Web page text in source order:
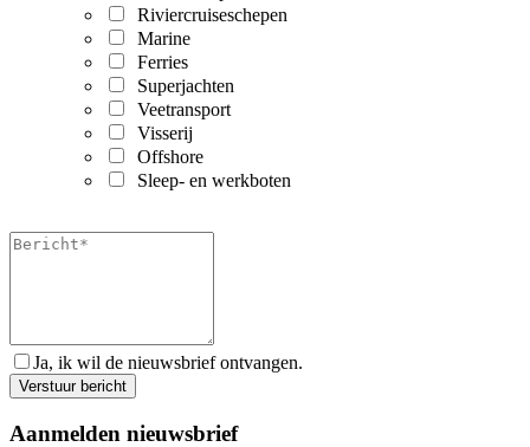
Riviercruiseschepen
Marine
Ferries
Superjachten
Veetransport
Visserij
Offshore
Sleep- en werkboten
Ja, ik wil de nieuwsbrief ontvangen.
Aanmelden nieuwsbrief